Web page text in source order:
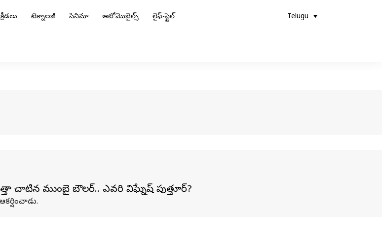
క్రీడలు టెక్నాలజీ సినిమా ఆటోమొబైల్స్ లైఫ్-స్టైల్ Telugu
చాటిన ముంబై బౌల‌ర్.. ఎవరి విఘ్నేష్ పుత్తూర్?